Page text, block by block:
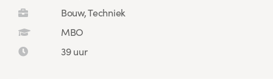
Bouw, Techniek
MBO
39 uur